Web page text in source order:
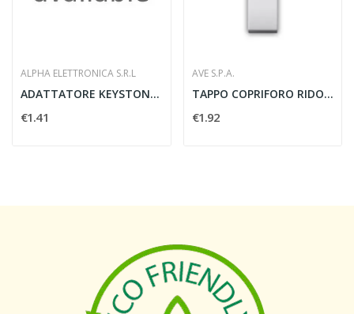
ALPHA ELETTRONICA S.R.L
ADATTATORE KEYSTON COMPATIBILE VIMAR EIKON NERO...
€1.41
AVE S.P.A.
TAPPO COPRIFORO RIDOTTO DOMUS S44 1/2 MODULI...
€1.92